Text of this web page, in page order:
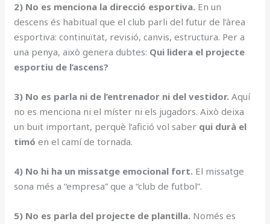
2) No es menciona la direcció esportiva. En un
descens és habitual que el club parli del futur de l’àrea
esportiva: continuïtat, revisió, canvis, estructura. Per a
una penya, això genera dubtes: Qui lidera el projecte
esportiu de l’ascens?
3) No es parla ni de l’entrenador ni del vestidor. Aquí
no es menciona ni el míster ni els jugadors. Això deixa
un buit important, perquè l’afició vol saber qui durà el
timó en el camí de tornada.
4) No hi ha un missatge emocional fort. El missatge
sona més a “empresa” que a “club de futbol”.
5) No es parla del projecte de plantilla. Només es